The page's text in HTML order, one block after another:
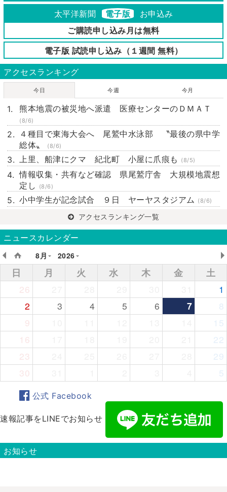
太平洋新聞 電子版
お申込み
ご購読申し込み月は無料
電子版 試読申し込み（１週間 無料）
アクセスランキング
今日 今週 今月
熊本地震の被災地へ派遣 医療センターのＤＭＡＴ
(8/6)
４種目で東海大会へ 尾鷲中水泳部 〝最後の県中学
総体〟
(8/6)
上里、船津にクマ 紀北町 小屋に爪痕も (8/5)
情報収集・共有など確認 県尾鷲庁舎 大規模地震想
定し
(8/6)
小中学生が記念試合 ９日 ヤーヤスタジアム (8/6)
アクセスランキング一覧
ニュースカレンダー
8月
2026
日 月 火 水 木 金
土
26
1
2
3 4 5 6 7
8
9
15
16
22
23
29
30
5
公式 Facebook
速報記事をLINEでお知らせ
お知らせ